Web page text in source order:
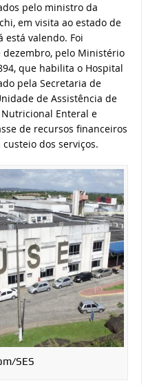
pelo ministro da
em visita ao estado de
está valendo. Foi
pelo Ministério
que habilita o Hospital
pela Secretaria de
de Assistência de
Enteral e
de recursos financeiros
dos serviços.
SES